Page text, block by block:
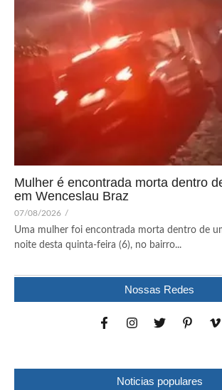
Mulher é encontrada morta dentro
em Wenceslau Braz
07/08/2026 /
Uma mulher foi encontrada morta dentro de
noite desta quinta-feira (6), no bairro...
Nossas Redes
Noticias populares